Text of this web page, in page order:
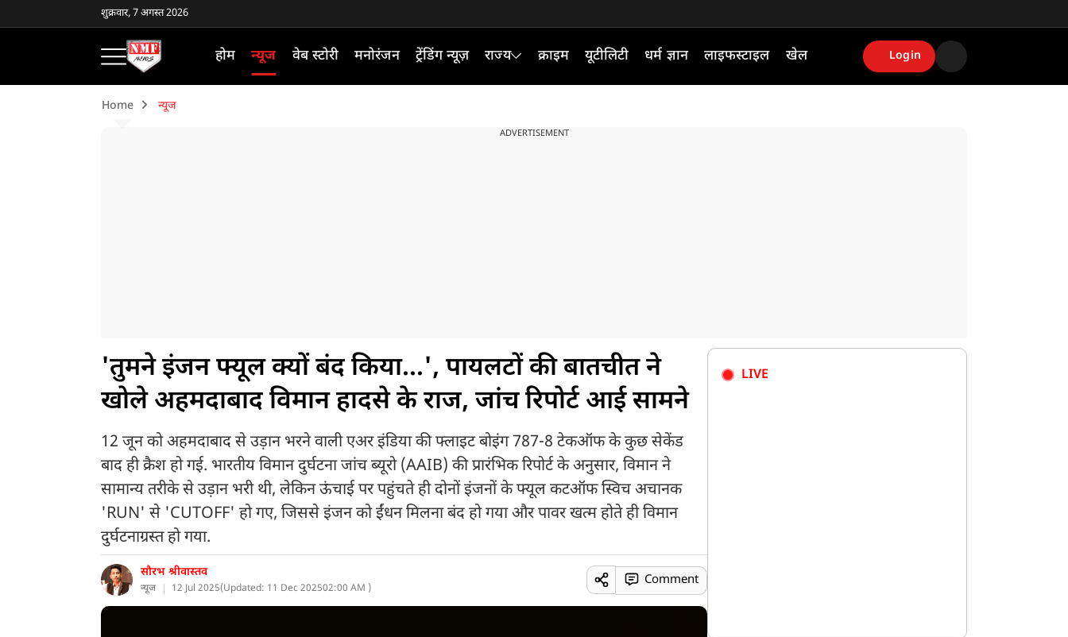
शुक्रवार, 7 अगस्त 2026
होम न्यूज वेब स्टोरी मनोरंजन ट्रेंडिंग न्यूज़ राज्य क्राइम यूटीलिटी धर्म ज्ञान लाइफस्टाइल खेल Login
Home न्यूज
ADVERTISEMENT
'तुमने इंजन फ्यूल क्यों बंद किया...', पायलटों की बातचीत ने
खोले अहमदाबाद विमान हादसे के राज, जांच रिपोर्ट आई सामने
12 जून को अहमदाबाद से उड़ान भरने वाली एअर इंडिया की फ्लाइट बोइंग 787-8 टेकऑफ के कुछ सेकेंड
बाद ही क्रैश हो गई. भारतीय विमान दुर्घटना जांच ब्यूरो (AAIB) की प्रारंभिक रिपोर्ट के अनुसार, विमान ने
सामान्य तरीके से उड़ान भरी थी, लेकिन ऊंचाई पर पहुंचते ही दोनों इंजनों के फ्यूल कटऑफ स्विच अचानक
'RUN' से 'CUTOFF' हो गए, जिससे इंजन को ईंधन मिलना बंद हो गया और पावर खत्म होते ही विमान
दुर्घटनाग्रस्त हो गया.
सौरभ श्रीवास्तव
न्यूज 12 Jul 2025(Updated: 11 Dec 202502:00 AM )
Comment
LIVE